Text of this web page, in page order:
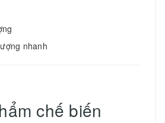
nhanh
chế biến